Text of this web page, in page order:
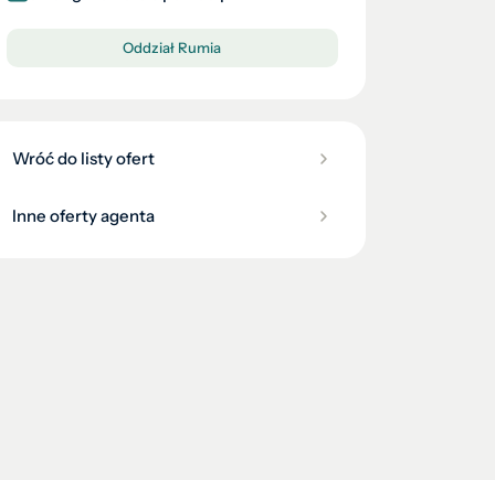
Oddział Rumia
Wróć do listy ofert
Inne oferty agenta